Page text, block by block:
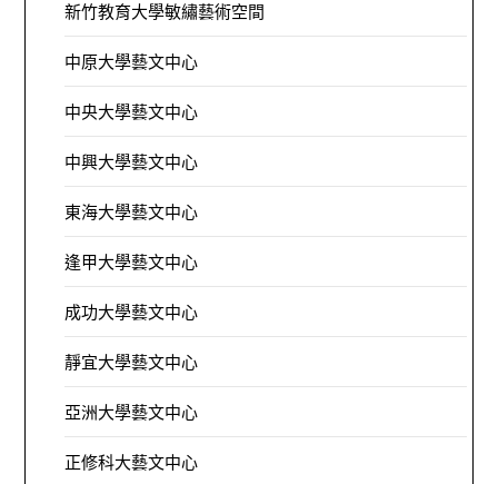
新竹教育大學敏繡藝術空間
中原大學藝文中心
中央大學藝文中心
中興大學藝文中心
東海大學藝文中心
逢甲大學藝文中心
成功大學藝文中心
靜宜大學藝文中心
亞洲大學藝文中心
正修科大藝文中心